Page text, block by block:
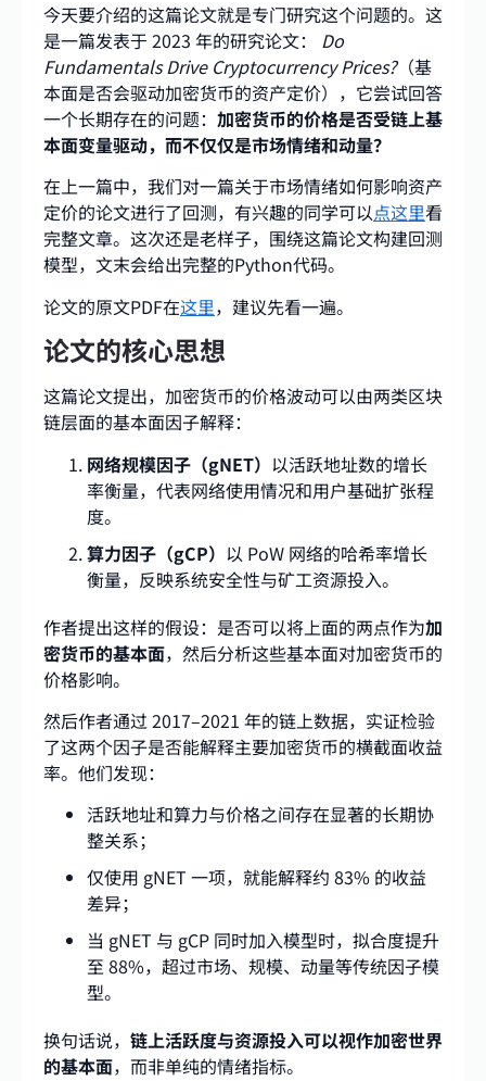
今天要介绍的这篇论文就是专门研究这个问题的。这
是一篇发表于 2023 年的研究论文： Do
Fundamentals Drive Cryptocurrency Prices?（基
本面是否会驱动加密货币的资产定价），它尝试回答
一个长期存在的问题： 加密货币的价格是否受链上基
本面变量驱动，而不仅仅是市场情绪和动量？
在上一篇中，我们对一篇关于市场情绪如何影响资产
定价的论文进行了回测，有兴趣的同学可以点这里看
完整文章。这次还是老样子，围绕这篇论文构建回测
模型，文末会给出完整的Python代码。
论文的原文PDF在这里，建议先看一遍。
论文的核心思想
这篇论文提出，加密货币的价格波动可以由两类区块
链层面的基本面因子解释：
网络规模因子（gNET） 以活跃地址数的增长
率衡量，代表网络使用情况和用户基础扩张程
度。
算力因子（gCP） 以 PoW 网络的哈希率增长
衡量，反映系统安全性与矿工资源投入。
作者提出这样的假设：是否可以将上面的两点作为加
密货币的基本面，然后分析这些基本面对加密货币的
价格影响。
然后作者通过 2017–2021 年的链上数据，实证检验
了这两个因子是否能解释主要加密货币的横截面收益
率。他们发现：
活跃地址和算力与价格之间存在显著的长期协
整关系；
仅使用 gNET 一项，就能解释约 83% 的收益
差异；
当 gNET 与 gCP 同时加入模型时，拟合度提升
至 88%，超过市场、规模、动量等传统因子模
型。
换句话说， 链上活跃度与资源投入可以视作加密世界
的基本面，而非单纯的情绪指标。